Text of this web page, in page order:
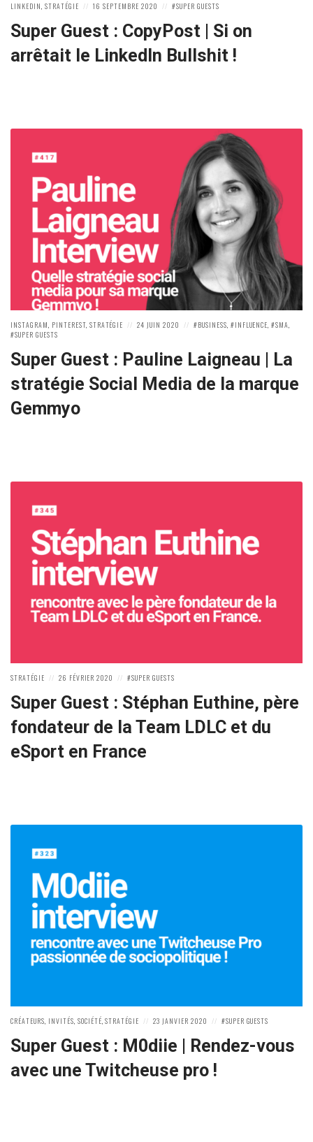
POSTED
LINKEDIN, STRATÉGIE
POSTED
16 SEPTEMBRE 2020
POSTED
SUPER GUESTS
Super Guest : CopyPost | Si on
arrêtait le LinkedIn Bullshit !
POSTED
IN:
INSTAGRAM, PINTEREST, STRATÉGIE
POSTED
24 JUIN 2020
POSTED
BUSINESS, INFLUENCE, SMA,
SUPER GUESTS
Super Guest : Pauline Laigneau | La
stratégie Social Media de la marque
Gemmyo
POSTED
STRATÉGIE
POSTED
26 FÉVRIER 2020
POSTED
SUPER GUESTS
Super Guest : Stéphan Euthine, père
fondateur de la Team LDLC et du
eSport en France
POSTED
CRÉATEURS, INVITÉS, SOCIÉTÉ,STRATÉGIE
POSTED
23 JANVIER 2020
POSTED
SUPER GUESTS
Super Guest : M0diie | Rendez-vous
avec une Twitcheuse pro !